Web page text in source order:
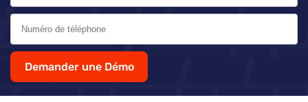
Demander une Démo